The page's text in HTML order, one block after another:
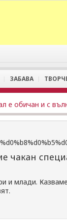
ЗАБАВА
чакан
и млади.